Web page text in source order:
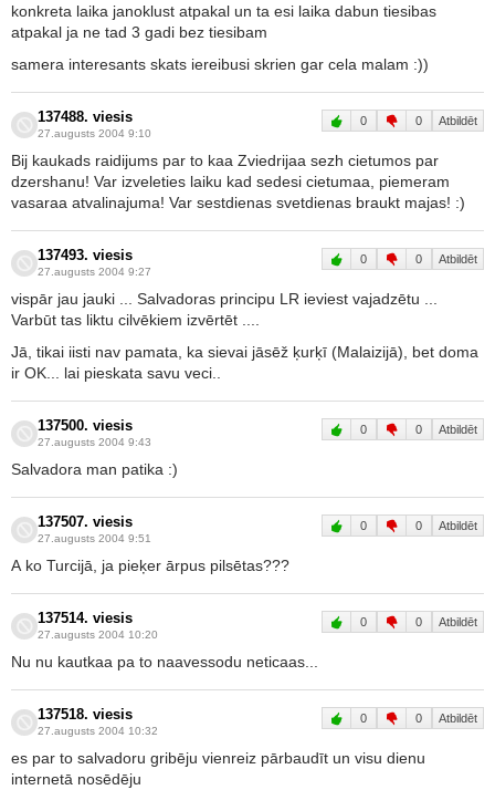
konkreta laika janoklust atpakal un ta esi laika dabun tiesibas
atpakal ja ne tad 3 gadi bez tiesibam
samera interesants skats iereibusi skrien gar cela malam :))
137488. viesis
27.augusts 2004 9:10
0 0 Atbildēt
Bij kaukads raidijums par to kaa Zviedrijaa sezh cietumos par
dzershanu! Var izveleties laiku kad sedesi cietumaa, piemeram
vasaraa atvalinajuma! Var sestdienas svetdienas braukt majas! :)
137493. viesis
27.augusts 2004 9:27
0 0 Atbildēt
vispār jau jauki ... Salvadoras principu LR ieviest vajadzētu ...
Varbūt tas liktu cilvēkiem izvērtēt ....
Jā, tikai iisti nav pamata, ka sievai jāsēž ķurķī (Malaizijā), bet doma
ir OK... lai pieskata savu veci..
137500. viesis
27.augusts 2004 9:43
0 0 Atbildēt
Salvadora man patika :)
137507. viesis
27.augusts 2004 9:51
0 0 Atbildēt
A ko Turcijā, ja pieķer ārpus pilsētas???
137514. viesis
27.augusts 2004 10:20
0 0 Atbildēt
Nu nu kautkaa pa to naavessodu neticaas...
137518. viesis
27.augusts 2004 10:32
0 0 Atbildēt
es par to salvadoru gribēju vienreiz pārbaudīt un visu dienu
internetā nosēdēju